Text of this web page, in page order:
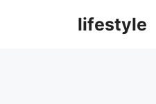
lifestyle